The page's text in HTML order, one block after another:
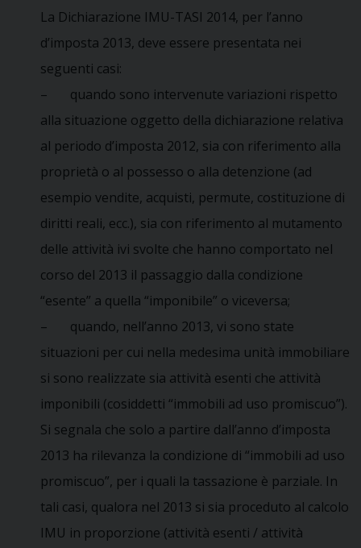
La Dichiarazione IMU-TASI 2014, per l’anno
d’imposta 2013, deve essere presentata nei
seguenti casi:
– quando sono intervenute variazioni rispetto
alla situazione oggetto della dichiarazione relativa
al periodo d’imposta 2012, sia con riferimento alla
proprietà o al possesso o alla detenzione (ad
esempio vendite, acquisti, permute, costituzione di
diritti reali, ecc.), sia con riferimento al mutamento
delle attività ivi svolte che hanno comportato nel
corso del 2013 il passaggio dalla condizione
“esente” a quella “imponibile” o viceversa;
– quando, nell’anno 2013, vi sono state
situazioni per cui nella medesima unità immobiliare
si sono realizzate sia attività esenti che attività
imponibili (cosiddetti “immobili ad uso promiscuo”).
Si segnala che solo a partire dall’anno d’imposta
2013 ha rilevanza la condizione di “immobili ad uso
promiscuo”, per i quali la tassazione è parziale. In
tali casi, qualora nel 2013 si sia proceduto al calcolo
IMU in proporzione (attività esenti / attività